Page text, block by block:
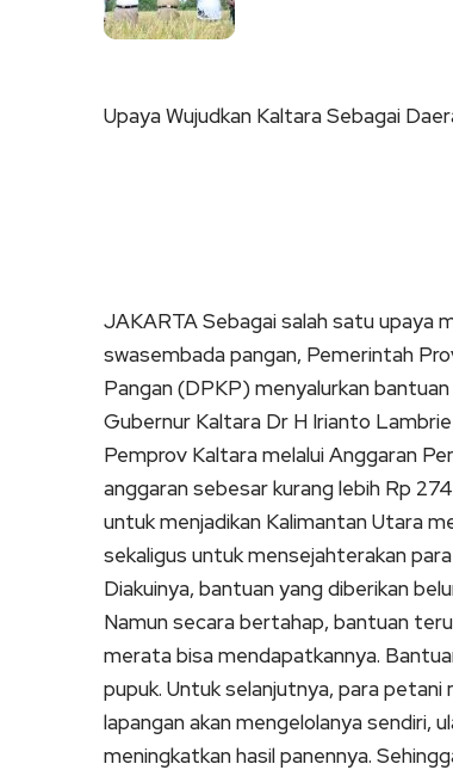
Upaya Wujudkan Kaltara Sebagai
JAKARTA Sebagai salah satu upaya
swasembada pangan, Pemerintah
Pangan (DPKP) menyalurkan
Gubernur Kaltara Dr H Irianto
Pemprov Kaltara melalui Anggaran
anggaran sebesar kurang lebih Rp
untuk menjadikan Kalimantan Utara
sekaligus untuk mensejahterakan
Diakuinya, bantuan yang diberikan
Namun secara bertahap, bantuan
merata bisa mendapatkannya.
pupuk. Untuk selanjutnya, para petani
lapangan akan mengelolanya sendiri,
meningkatkan hasil panennya.